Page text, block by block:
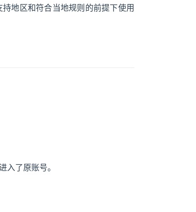
地区和符合当地规则的前提下使用
入了原账号。